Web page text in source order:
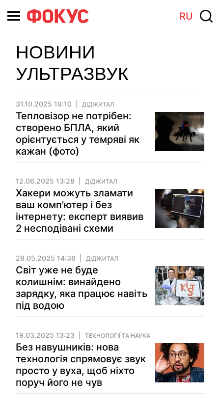
RU
НОВИНИ
УЛЬТРАЗВУК
31.10.2025 19:10 ДІДЖИТАЛ
Тепловізор не потрібен:
створено БПЛА, який
орієнтується у темряві як
кажан (фото)
12.06.2025 13:28 ДІДЖИТАЛ
Хакери можуть зламати
ваш комп'ютер і без
інтернету: експерт виявив
2 несподівані схеми
28.05.2025 14:36 ДІДЖИТАЛ
Світ уже не буде
колишнім: винайдено
зарядку, яка працює навіть
під водою
19.03.2025 13:23 ТЕХНОЛОГІЇ ТА НАУКА
Без навушників: нова
технологія спрямовує звук
просто у вуха, щоб ніхто
поруч його не чув